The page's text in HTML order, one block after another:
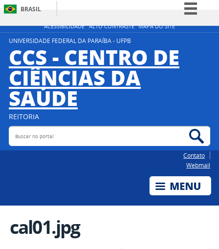
ACESSIBILIDADE ALTO CONTRASTE MAPA DO SITE
BRASIL
Simplifique!
Participe
Acesso à informação
Legislação
UNIVERSIDADE FEDERAL DA PARAÍBA - UFPB
CCS - CENTRO DE
CIÊNCIAS DA
SAÚDE
REITORIA
Buscar no portal
Contato
Webmail
cal01.jpg